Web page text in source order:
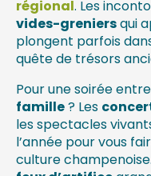
régional. Les
vides-greniersqui
plongent parfois
quête de trésors
Pour une soirée
famille? Les
les spectacles
l’année pour vous
culture